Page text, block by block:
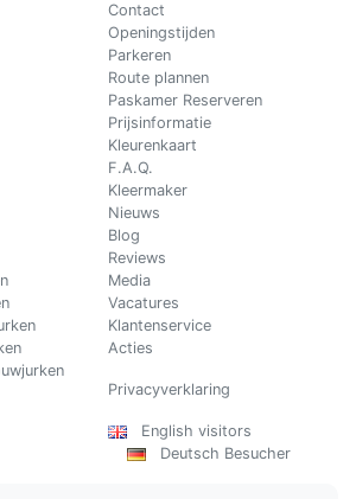
Contact
Openingstijden
Parkeren
Route plannen
Paskamer Reserveren
Prijsinformatie
Kleurenkaart
F.A.Q.
Kleermaker
Nieuws
Blog
Reviews
Media
Vacatures
Klantenservice
Acties
Privacyverklaring
English visitors
Deutsch Besucher